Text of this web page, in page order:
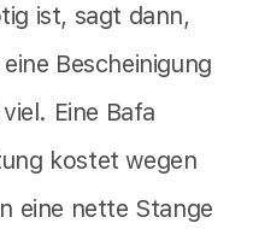
ist, sagt dann,
Bescheinigung
Eine Bafa
kostet wegen
eine nette Stange